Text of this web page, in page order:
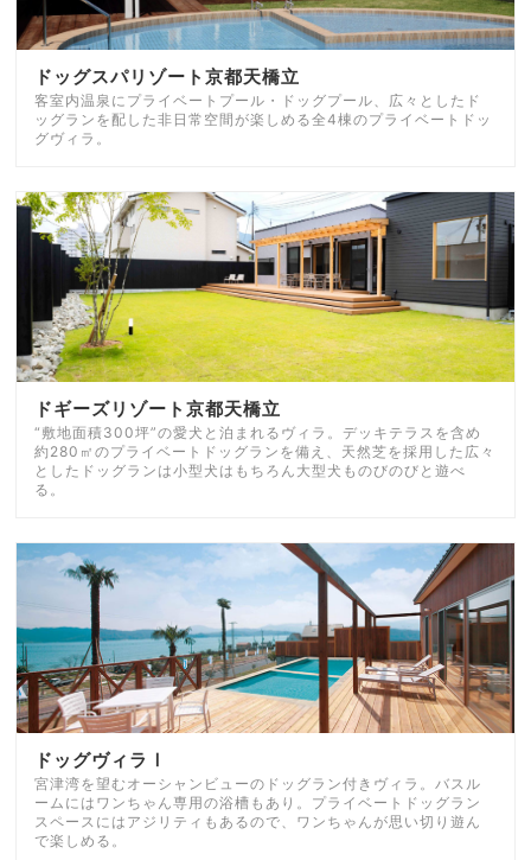
ドッグスパリゾート京都天橋立
客室内温泉にプライベートプール・ドッグプール、広々としたド
ッグランを配した非日常空間が楽しめる全4棟のプライベートドッ
グヴィラ。
ドギーズリゾート京都天橋立
“敷地面積300坪”の愛犬と泊まれるヴィラ。デッキテラスを含め
約280㎡のプライベートドッグランを備え、天然芝を採用した広々
としたドッグランは小型犬はもちろん大型犬ものびのびと遊べ
る。
ドッグヴィラⅠ
宮津湾を望むオーシャンビューのドッグラン付きヴィラ。バスル
ームにはワンちゃん専用の浴槽もあり。プライベートドッグラン
スペースにはアジリティもあるので、ワンちゃんが思い切り遊ん
で楽しめる。